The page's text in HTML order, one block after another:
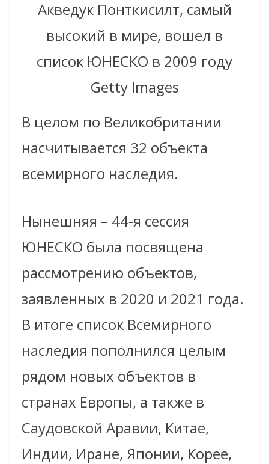
Акведук Понткисилт, самый
высокий в мире, вошел в
список ЮНЕСКО в 2009 году
Getty Images
В целом по Великобритании
насчитывается 32 объекта
всемирного наследия.
Нынешняя – 44-я сессия
ЮНЕСКО была посвящена
рассмотрению объектов,
заявленных в 2020 и 2021 года.
В итоге список Всемирного
наследия пополнился целым
рядом новых объектов в
странах Европы, а также в
Саудовской Аравии, Китае,
Индии, Иране, Японии, Корее,